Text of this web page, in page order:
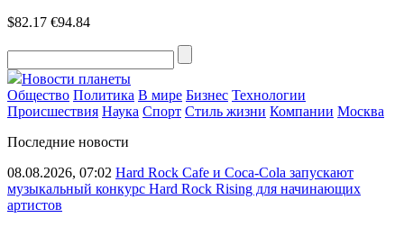
$82.17 €94.84
Новости планеты
Общество Политика В мире Бизнес Технологии
Происшествия Наука Спорт Стиль жизни Компании Москва
Последние новости
08.08.2026, 07:02 Hard Rock Cafe и Coca-Cola запускают
музыкальный конкурс Hard Rock Rising для начинающих
артистов